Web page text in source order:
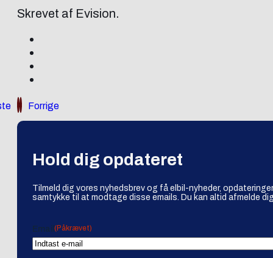
Skrevet af Evision.
Forrige
Hold dig opdateret
Tilmeld dig vores nyhedsbrev og få elbil-nyheder,
samtykke til at modtage disse emails. Du kan altid afmelde
Email (Påkrævet)